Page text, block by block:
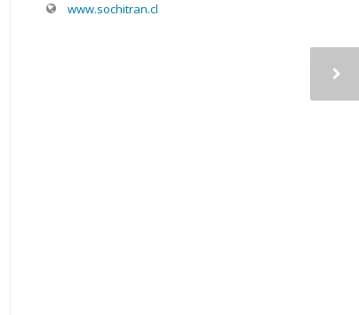
www.sochitran.cl